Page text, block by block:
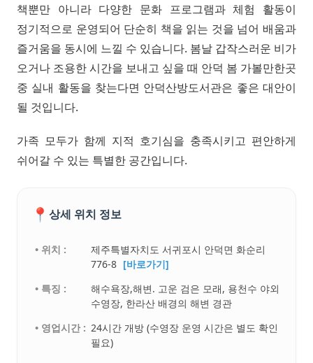
책뿐만 아니라 다양한 문화 프로그램과 체험 활동이
정기적으로 운영되어 단순히 책을 읽는 것을 넘어 배움과
즐거움을 동시에 느낄 수 있습니다. 봄날 갑작스러운 비가
오거나 조용한 시간을 보내고 싶을 때 안덕 봄 가볼만한곳
중 실내 활동을 찾는다면 안덕산방도서관은 좋은 대안이
될 것입니다.
가족 모두가 함께 지적 호기심을 충족시키고 편안하게
쉬어갈 수 있는 특별한 공간입니다.
📍 상세 위치 정보
• 위치 :
제주특별자치도 서귀포시 안덕면 화순리
776-8 [바로가기]
• 특징 :
해수욕장,해변. 고운 검은 모래, 용천수 야외
수영장, 한라산 배경의 해변 경관
• 영업시간 : 24시간 개방 (수영장 운영 시간은 별도 확인
필요)